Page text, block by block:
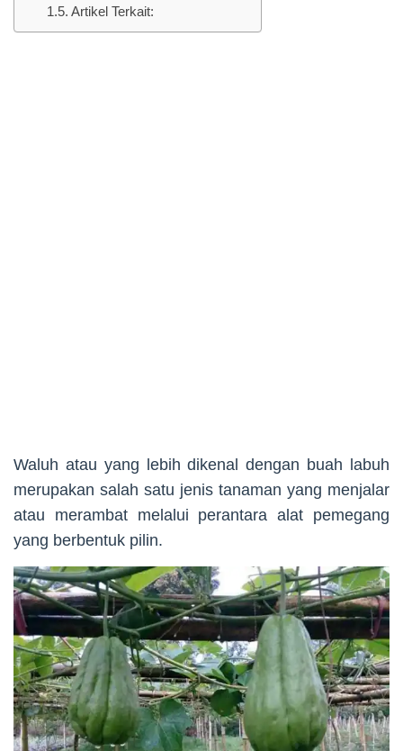
Artikel Terkait:
Waluh atau yang lebih dikenal dengan buah labuh
merupakan salah satu jenis tanaman yang menjalar
atau merambat melalui perantara alat pemegang
yang berbentuk pilin.